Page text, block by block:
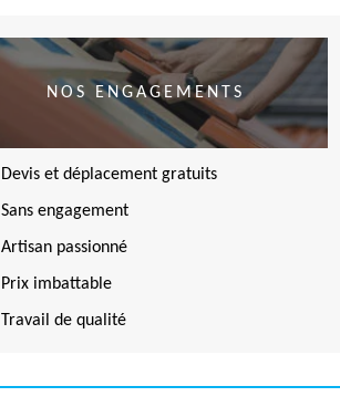
NOS ENGAGEMENTS
Devis et déplacement gratuits
Sans engagement
Artisan passionné
Prix imbattable
Travail de qualité